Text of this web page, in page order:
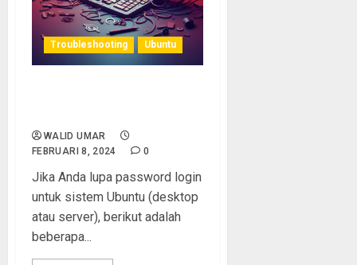
Troubleshooting Ubuntu
WALID UMAR
FEBRUARI 8, 2024
0
Jika Anda lupa password login
untuk sistem Ubuntu (desktop
atau server), berikut adalah
beberapa...